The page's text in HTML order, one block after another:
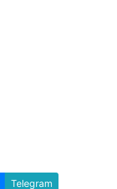
Telegram